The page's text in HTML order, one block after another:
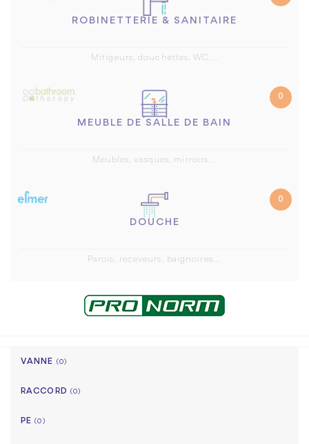
ROBINETTERIE & SANITAIRE
Mitigeurs, douchettes, WC...
0
MEUBLE DE SALLE DE BAIN
Meubles, vasques, mirroirs...
0
DOUCHE
Parois, receveurs, baignoires...
VANNE (0)
RACCORD (0)
PE(0)